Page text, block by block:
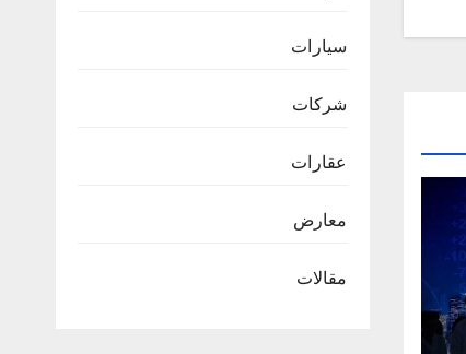
سيارات
شركات
عقارات
معارض
مقالات